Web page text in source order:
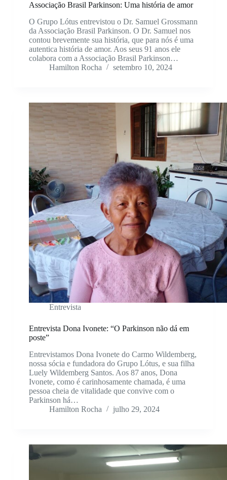
Associação Brasil Parkinson: Uma história de amor
O Grupo Lótus entrevistou o Dr. Samuel Grossmann
da Associação Brasil Parkinson. O Dr. Samuel nos
contou brevemente sua história, que para nós é uma
autentica história de amor. Aos seus 91 anos ele
colabora com a Associação Brasil Parkinson…
Hamilton Rocha
setembro 10, 2024
Entrevista
Entrevista Dona Ivonete: “O Parkinson não dá em
poste”
Entrevistamos Dona Ivonete do Carmo Wildemberg,
nossa sócia e fundadora do Grupo Lótus, e sua filha
Luely Wildemberg Santos. Aos 87 anos, Dona
Ivonete, como é carinhosamente chamada, é uma
pessoa cheia de vitalidade que convive com o
Parkinson há…
Hamilton Rocha
julho 29, 2024